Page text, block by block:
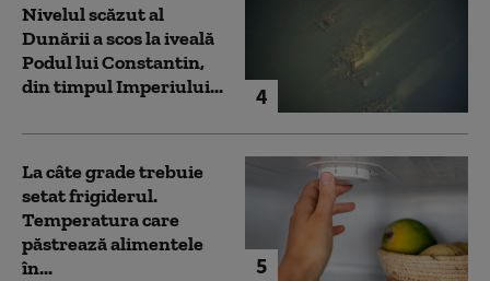
4
Nivelul scăzut al
Dunării a scos la iveală
Podul lui Constantin,
din timpul Imperiului...
5
La câte grade trebuie
setat frigiderul.
Temperatura care
păstrează alimentele
în...